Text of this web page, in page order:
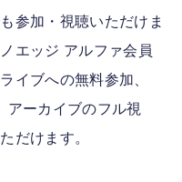
参加・視聴いただけま
エッジ アルファ会員
イブへの無料参加、
アーカイブのフル視
だけます。